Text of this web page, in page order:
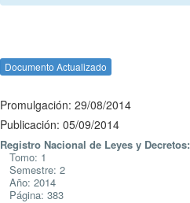
Documento Actualizado
Promulgación: 29/08/2014
Publicación: 05/09/2014
Registro Nacional de Leyes y Decretos:
Tomo: 1
Semestre: 2
Año: 2014
Página: 383